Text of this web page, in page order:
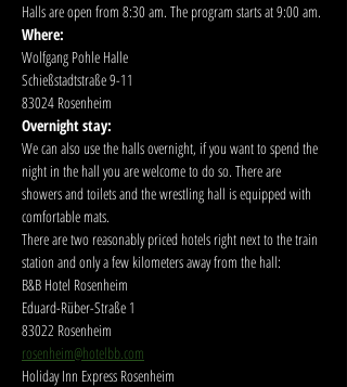
Halls are open from 8:30 am. The program starts at 9:00 am.
Where:
Wolfgang Pohle Halle
Schießstadtstraße 9-11
83024 Rosenheim
Overnight stay:
We can also use the halls overnight, if you want to spend the
night in the hall you are welcome to do so. There are
showers and toilets and the wrestling hall is equipped with
comfortable mats.
There are two reasonably priced hotels right next to the train
station and only a few kilometers away from the hall:
B&B Hotel Rosenheim
Eduard-Rüber-Straße 1
83022 Rosenheim
rosenheim@hotelbb.com
Holiday Inn Express Rosenheim